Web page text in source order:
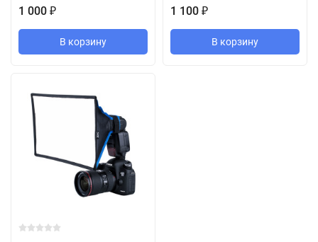
1 000 ₽
В корзину
1 100 ₽
В корзину